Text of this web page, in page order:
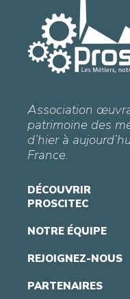
Association
patrimoine des
d’hier à
France.
DÉCOUVRIR
PROSCITEC
NOTRE ÉQUIPE
REJOIGNEZ-NOUS
PARTENAIRES